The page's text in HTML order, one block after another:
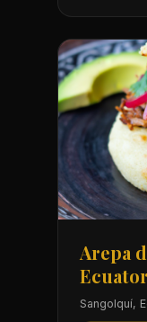
Arepa
Sangolquí,